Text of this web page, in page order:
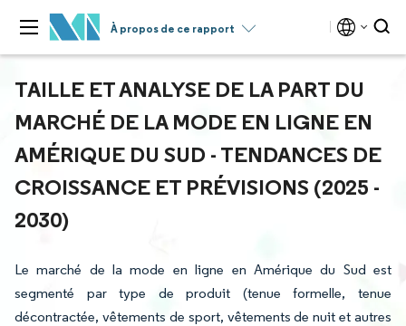
À propos de ce rapport
TAILLE ET ANALYSE DE LA PART DU
MARCHÉ DE LA MODE EN LIGNE EN
AMÉRIQUE DU SUD - TENDANCES DE
CROISSANCE ET PRÉVISIONS (2025 -
2030)
Le marché de la mode en ligne en Amérique du Sud est
segmenté par type de produit (tenue formelle, tenue
décontractée, vêtements de sport, vêtements de nuit et autres